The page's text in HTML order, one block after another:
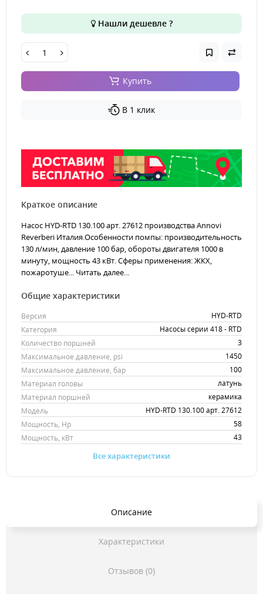
Нашли дешевле ?
Купить
В 1 клик
Краткое описание
Насос HYD-RTD 130.100 арт. 27612 производства Annovi
Reverberi Италия.Особенности помпы: производительность
130 л/мин, давление 100 бар, обороты двигателя 1000 в
минуту, мощность 43 кВт. Сферы применения: ЖКХ,
пожаротуше... Читать далее...
Общие характеристики
Версия
HYD-RTD
Категория
Насосы серии 418 - RTD
Количество поршней
3
Максимальное давление, psi
1450
Максимальное давление, бар
100
Материал головы
латунь
Материал поршней
керамика
Модель
HYD-RTD 130.100 арт. 27612
Мощность, Hp
58
Мощность, кВт
43
Все характеристики
Описание
Характеристики
Отзывов (0)